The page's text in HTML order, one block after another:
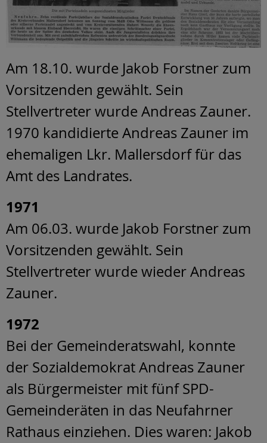
Am 18.10. wurde Jakob Forstner zum
Vorsitzenden gewählt. Sein
Stellvertreter wurde Andreas Zauner.
1970 kandidierte Andreas Zauner im
ehemaligen Lkr. Mallersdorf für das
Amt des Landrates.
1971
Am 06.03. wurde Jakob Forstner zum
Vorsitzenden gewählt. Sein
Stellvertreter wurde wieder Andreas
Zauner.
1972
Bei der Gemeinderatswahl, konnte
der Sozialdemokrat Andreas Zauner
als Bürgermeister mit fünf SPD-
Gemeinderäten in das Neufahrner
Rathaus einziehen. Dies waren: Jakob